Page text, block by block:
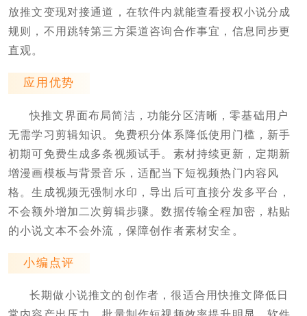
放推文变现对接通道，在软件内就能查看授权小说分成
规则，不用跳转第三方渠道咨询合作事宜，信息同步更
直观。
应用优势
快推文界面布局简洁，功能分区清晰，零基础用户
无需学习剪辑知识。免费积分体系降低使用门槛，新手
初期可免费生成多条视频试手。素材持续更新，定期新
增漫画模板与背景音乐，适配当下短视频热门内容风
格。生成视频无强制水印，导出后可直接分发多平台，
不会额外增加二次剪辑步骤。数据传输全程加密，粘贴
的小说文本不会外流，保障创作者素材安全。
小编点评
长期做小说推文的创作者，很适合用快推文降低日